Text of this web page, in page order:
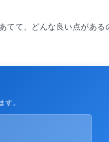
てて、どんな良い点があ
す。